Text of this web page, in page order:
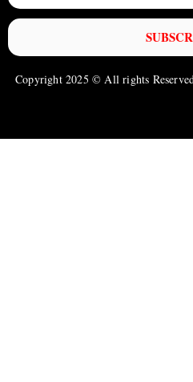
Copyright 2025 © All rights